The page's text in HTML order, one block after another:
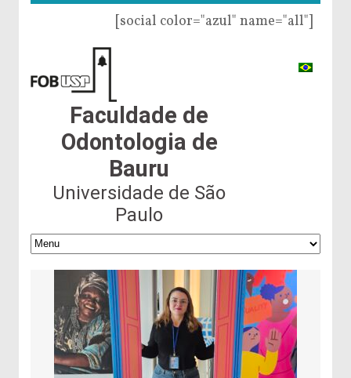
[social color="azul" name="all"]
Faculdade de
Odontologia de
Bauru
Universidade de São
Paulo